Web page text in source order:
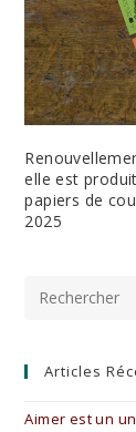
elle est
papiers de
2025
Articles
Aimer est un